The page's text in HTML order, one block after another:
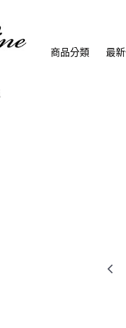
商品分類 最